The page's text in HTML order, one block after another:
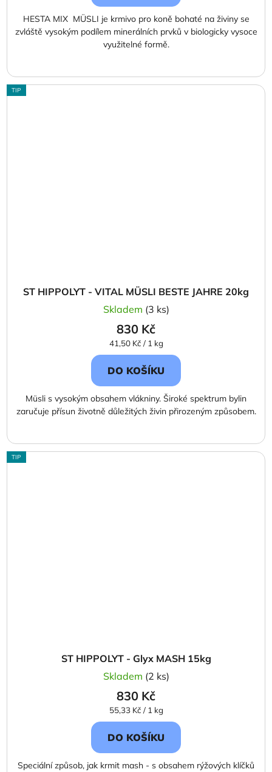
HESTA MIX MÜSLI je krmivo pro koně bohaté na živiny se
zvláště vysokým podílem minerálních prvků v biologicky vysoce
využitelné formě.
TIP
ST HIPPOLYT - VITAL MÜSLI BESTE JAHRE 20kg
Skladem (3 ks)
830 Kč
Měrná
cena:
41,50 Kč / 1 kg
DO KOŠÍKU
Müsli s vysokým obsahem vlákniny. Široké spektrum bylin
zaručuje přísun životně důležitých živin přirozeným způsobem.
TIP
ST HIPPOLYT - Glyx MASH 15kg
Skladem (2 ks)
830 Kč
Měrná
cena:
55,33 Kč / 1 kg
DO KOŠÍKU
Speciální způsob, jak krmit mash - s obsahem rýžových klíčků